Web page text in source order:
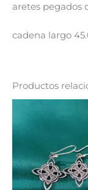
aretes pegados
cadena largo
Productos